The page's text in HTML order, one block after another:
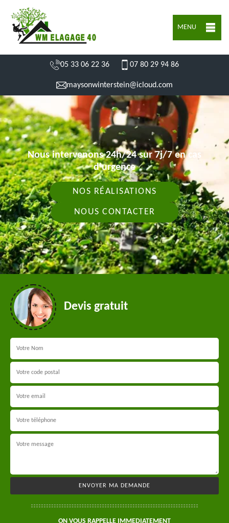
MENU
05 33 06 22 36 07 80 29 94 86
maysonwinterstein@icloud.com
Nous intervenons 24h/24 sur 7j/7 en cas
d'urgence
NOS RÉALISATIONS
NOUS CONTACTER
Devis gratuit
ON VOUS RAPPELLE IMMEDIATEMENT